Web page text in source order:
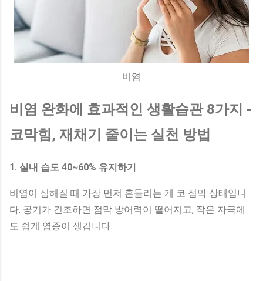
비염
비염 완화에 효과적인 생활습관 8가지 -
코막힘, 재채기 줄이는 실천 방법
1. 실내 습도 40~60% 유지하기
비염이 심해질 때 가장 먼저 흔들리는 게 코 점막 상태입니
다. 공기가 건조하면 점막 방어력이 떨어지고, 작은 자극에
도 쉽게 염증이 생깁니다.